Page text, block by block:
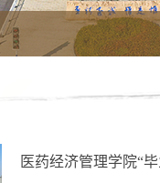
医药经济管理学院“